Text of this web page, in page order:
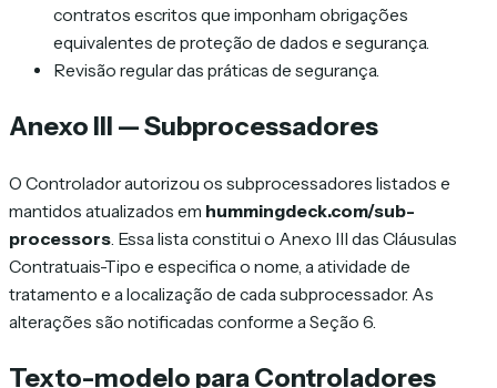
contratos escritos que imponham obrigações
equivalentes de proteção de dados e segurança.
Revisão regular das práticas de segurança.
Anexo III — Subprocessadores
O Controlador autorizou os subprocessadores listados e
mantidos atualizados em hummingdeck.com/sub-
processors . Essa lista constitui o Anexo III das Cláusulas
Contratuais-Tipo e especifica o nome, a atividade de
tratamento e a localização de cada subprocessador. As
alterações são notificadas conforme a Seção 6.
Texto-modelo para Controladores